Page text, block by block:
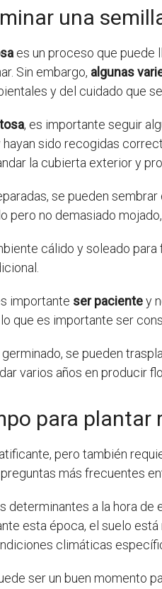
una
es un proceso que puede
Sin embargo, algunas
y del cuidado que
, es importante seguir
sido recogidas
la cubierta exterior y
se pueden
pero no demasiado
cálido y soleado
importante ser pacientey
que es importante ser
se pueden
varios años en producir
para plantar
pero también
más frecuentes
determinantes a la hora
esta época, el suelo
climáticas
ser un buen momento